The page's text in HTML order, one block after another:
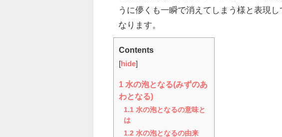
うに儚くも一瞬で消えてしまう様と表現
なります。
Contents
[ hide]
1
水の泡となる(みずのあ
わとなる)
1.1 水の泡となるの意味と
は
1.2 水の泡となるの由来